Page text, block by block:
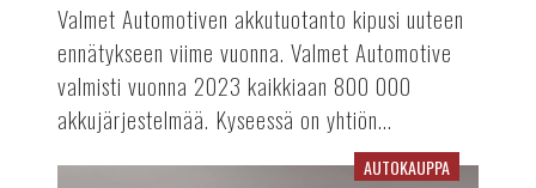
Valmet Automotiven akkutuotanto kipusi uuteen
ennätykseen viime vuonna. Valmet Automotive
valmisti vuonna 2023 kaikkiaan 800 000
akkujärjestelmää. Kyseessä on yhtiön...
AUTOKAUPPA